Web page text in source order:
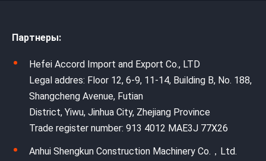
Партнеры:
Hefei Accord Import and Export Co., LTD
Legal addres: Floor 12, 6-9, 11-14, Building B, No. 188,
Shangcheng Avenue, Futian
District, Yiwu, Jinhua City, Zhejiang Province
Trade register number: 913 4012 MAE3J 77X26
Anhui Shengkun Construction Machinery Co.，Ltd.